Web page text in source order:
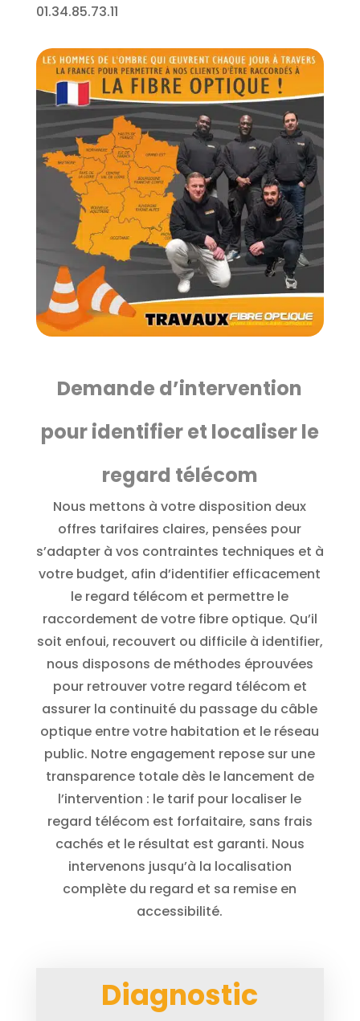
01.34.85.73.11
Demande d’intervention
pour identifier et localiser le
regard télécom
Nous mettons à votre disposition deux
offres tarifaires claires, pensées pour
s’adapter à vos contraintes techniques et à
votre budget, afin d’identifier efficacement
le regard télécom et permettre le
raccordement de votre fibre optique. Qu’il
soit enfoui, recouvert ou difficile à identifier,
nous disposons de méthodes éprouvées
pour retrouver votre regard télécom et
assurer la continuité du passage du câble
optique entre votre habitation et le réseau
public. Notre engagement repose sur une
transparence totale dès le lancement de
l’intervention : le tarif pour localiser le
regard télécom est forfaitaire, sans frais
cachés et le résultat est garanti. Nous
intervenons jusqu’à la localisation
complète du regard et sa remise en
accessibilité.
Diagnostic